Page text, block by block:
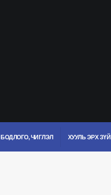
БОДЛОГО, ЧИГЛЭЛ ХУУЛЬ ЭРХ ЗҮЙ